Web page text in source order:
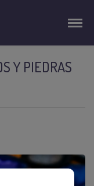
Y PIEDRAS